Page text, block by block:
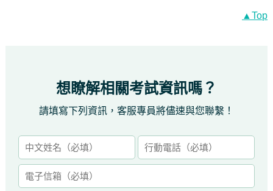
▲Top
想瞭解相關考試資訊嗎？
請填寫下列資訊，客服專員將儘速與您聯繫！